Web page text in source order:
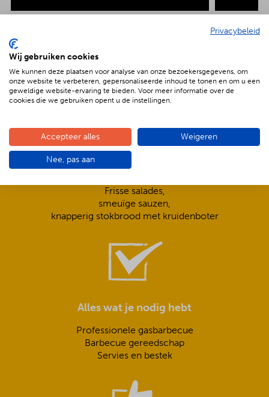
De voordelen van BBQenzo.nl
Compleet is ook écht compleet!
Frisse salades,
smeuïge sauzen,
knapperig stokbrood met kruidenboter
Alles wat je nodig hebt
Professionele gasbarbecue
Barbecue gereedschap
Servies en bestek
Privacybeleid
Wij gebruiken cookies
We kunnen deze plaatsen voor analyse van onze bezoekersgegevens, om
onze website te verbeteren, gepersonaliseerde inhoud te tonen en om u een
geweldige website-ervaring te bieden. Voor meer informatie over de
cookies die we gebruiken opent u de instellingen.
Accepteer alles Weigeren
Nee, pas aan